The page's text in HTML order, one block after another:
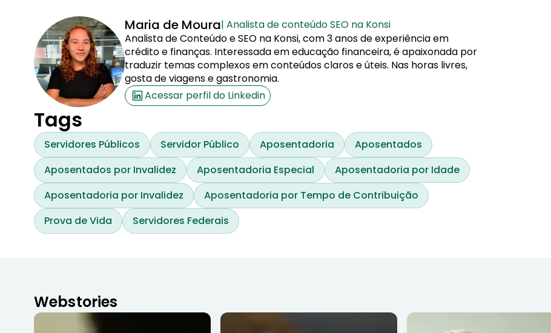
Maria de Moura| Analista de conteúdo SEO na Konsi
Analista de Conteúdo e SEO na Konsi, com 3 anos de experiência em
crédito e finanças. Interessada em educação financeira, é apaixonada por
traduzir temas complexos em conteúdos claros e úteis. Nas horas livres,
gosta de viagens e gastronomia.
Acessar perfil do Linkedin
Tags
Servidores Públicos Servidor Público Aposentadoria
Aposentados
Aposentados por Invalidez
Aposentadoria Especial
Aposentadoria por Idade
Aposentadoria por Invalidez
Aposentadoria por Tempo de Contribuição
Prova de Vida
Servidores Federais
Webstories